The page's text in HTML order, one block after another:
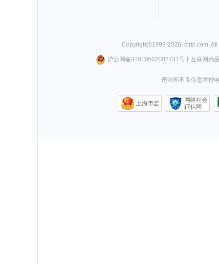
Copyright©1999-2026 ctrip.com .
沪公网备31010502002731号丨 互联网药
违法和不良信息举报
上海市监
网络社会
征信网